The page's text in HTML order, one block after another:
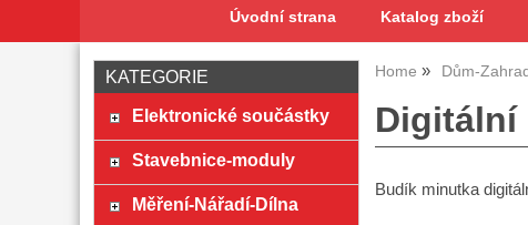
Úvodní strana Katalog zboží
Home Dům-
Digitální
Budík minutka
KATEGORIE
Elektronické součástky
Stavebnice-moduly
Měření-Nářadí-Dílna